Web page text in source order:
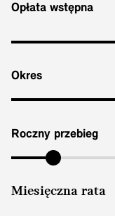
Opłata wstępna
Okres
Roczny przebieg
Miesięczna rata